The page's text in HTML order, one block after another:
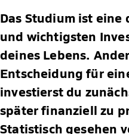
Das Studium ist eine
und wichtigsten
deines Lebens.
Entscheidung für
investierst du
später finanziell zu
Statistisch gesehen